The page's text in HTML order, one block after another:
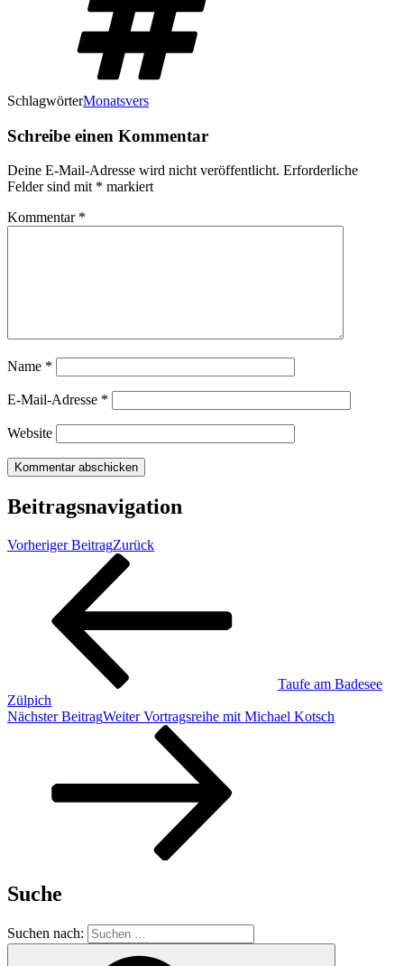
SchlagwörterMonatsvers
Schreibe einen Kommentar
Deine E-Mail-Adresse wird nicht veröffentlicht. Erforderliche
Felder sind mit * markiert
Kommentar *
Name *
E-Mail-Adresse *
Website
Beitragsnavigation
Vorheriger BeitragZurück
Taufe am Badesee
Zülpich
Nächster BeitragWeiter Vortragsreihe mit Michael Kotsch
Suche
Suchen nach: